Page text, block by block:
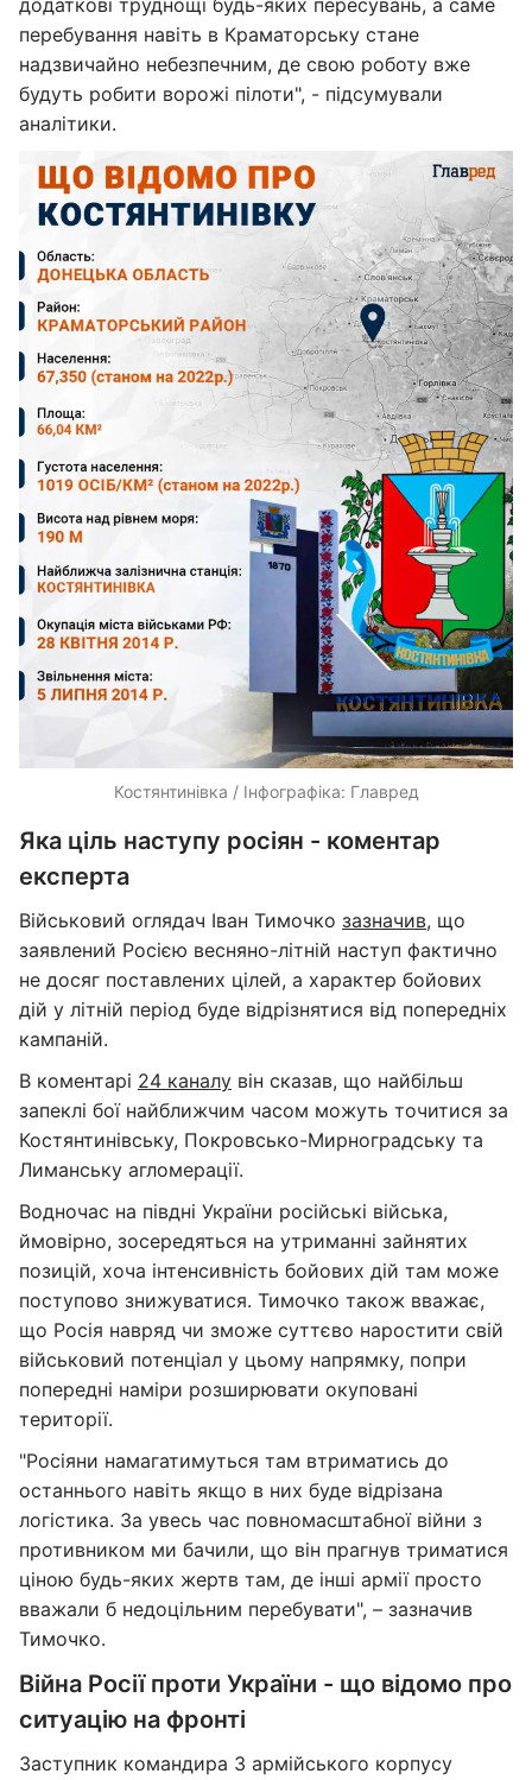
додаткові труднощі будь-яких пересувань, а саме
перебування навіть в Краматорську стане
надзвичайно небезпечним, де свою роботу вже
будуть робити ворожі пілоти", - підсумували
аналітики.
Костянтинівка / Інфографіка: Главред
Яка ціль наступу росіян - коментар
експерта
Військовий оглядач Іван Тимочко зазначив, що
заявлений Росією весняно-літній наступ фактично
не досяг поставлених цілей, а характер бойових
дій у літній період буде відрізнятися від попередніх
кампаній.
В коментарі 24 каналу він сказав, що найбільш
запеклі бої найближчим часом можуть точитися за
Костянтинівську, Покровсько-Мирноградську та
Лиманську агломерації.
Водночас на півдні України російські війська,
ймовірно, зосередяться на утриманні зайнятих
позицій, хоча інтенсивність бойових дій там може
поступово знижуватися. Тимочко також вважає,
що Росія навряд чи зможе суттєво наростити свій
військовий потенціал у цьому напрямку, попри
попередні наміри розширювати окуповані
території.
"Росіяни намагатимуться там втриматись до
останнього навіть якщо в них буде відрізана
логістика. За увесь час повномасштабної війни з
противником ми бачили, що він прагнув триматися
ціною будь-яких жертв там, де інші армії просто
вважали б недоцільним перебувати", – зазначив
Тимочко.
Війна Росії проти України - що відомо про
ситуацію на фронті
Заступник командира 3 армійського корпусу